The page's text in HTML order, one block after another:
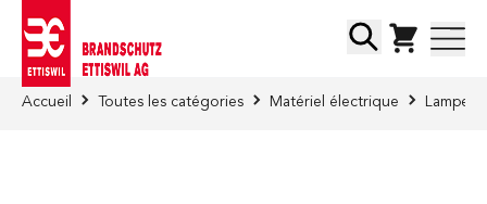
Chercher
Accueil Toutes les catégories Matériel électrique Lampes